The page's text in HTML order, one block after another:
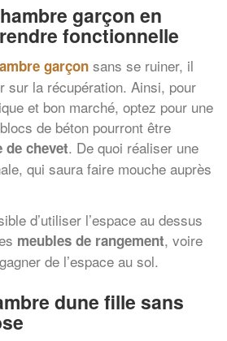
garçon en
fonctionnelle
garçon sans se ruiner, il
sur la récupération. Ainsi, pour
et bon marché, optez pour une
de béton pourront être
de chevet. De quoi réaliser une
qui saura faire mouche auprès
d’utiliser l’espace au dessus
meubles de rangement, voire
de l’espace au sol.
dune fille sans